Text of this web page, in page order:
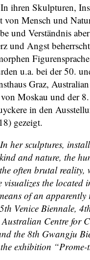
ihren Skulpturen,
Mensch und
und Verständnis
und Angst
u.a. bei der 50.
Graz,
Moskau und der
in den
gezeigt.
her sculptures,
and nature, the
often brutal reality,
the located
of an apparently
Venice Biennale,
Centre for
the 8th Gwangju
exhibition